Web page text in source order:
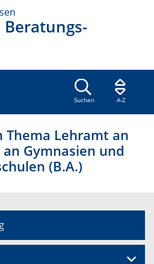
Suchen A-Z
Thema Lehramt an
Gymnasien und
(B.A.)